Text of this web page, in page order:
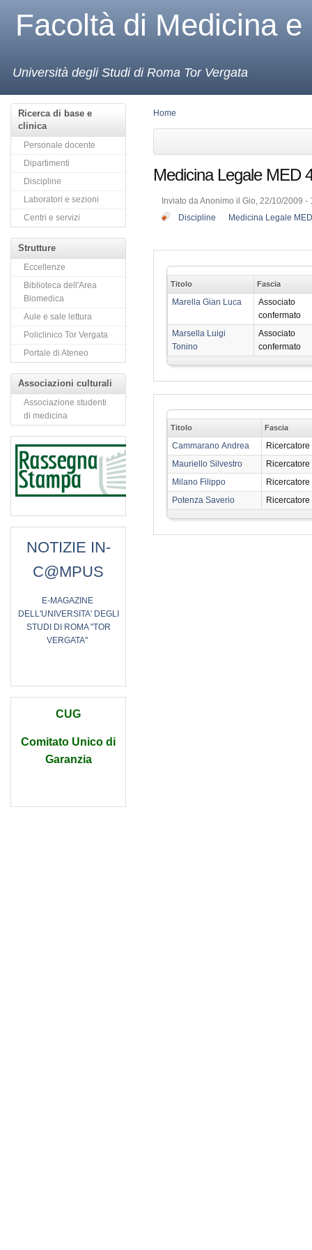
Facoltà di Medicina
Università degli Studi di Roma Tor Vergata
Ricerca di base e
clinica
Personale docente
Dipartimenti
Discipline
Laboratori e sezioni
Centri e servizi
Strutture
Eccellenze
Biblioteca dell'Area
Biomedica
Aule e sale lettura
Policlinico Tor Vergata
Portale di Ateneo
Associazioni culturali
Associazione studenti
di medicina
NOTIZIE IN-
C@MPUS
E-MAGAZINE
DELL'UNIVERSITA' DEGLI
STUDI DI ROMA "TOR
VERGATA"
CUG
Comitato Unico di
Garanzia
Home
Medicina Legale MED
Inviato da Anonimo il Gio, 22/10/2009 -
Discipline
Medicina Legale
Titolo Fascia
Marella Gian Luca
Associato
confermato
Marsella Luigi
Tonino
Associato
confermato
Titolo Fascia
Cammarano Andrea
Ricercatore
Mauriello Silvestro
Ricercatore
Milano Filippo
Ricercatore
Potenza Saverio
Ricercatore